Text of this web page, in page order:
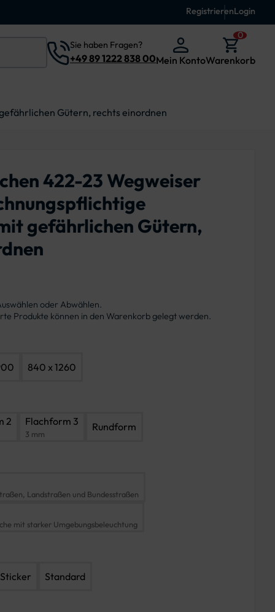
RegistrierenLogin
Sie haben Fragen?
+49 89 1222 838 00Mein Konto
0
Warenkorb
Gütern, rechts einordnen
422-23 Wegweiser
gefährlichen Gütern,
oder Abwählen.
Produkte können in den Warenkorb gelegt werden.
840 x 1260
2 Flachform 3
3 mm
Rundform
Landstraßen und Bundesstraßen
mit starker Umgebungsbeleuchtung
Standard